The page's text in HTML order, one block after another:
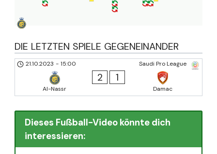
DIE LETZTEN SPIELE GEGENEINANDER
Saudi Pro League
21.10.2023 - 15:00
Al-Nassr
2 1
Damac
Dieses Fußball-Video könnte dich
interessieren: